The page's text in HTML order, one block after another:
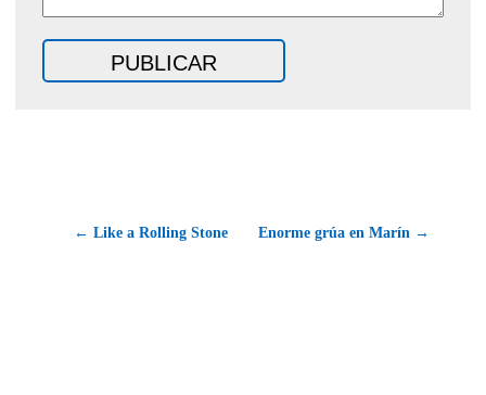
← Like a Rolling Stone Enorme grúa en Marín →